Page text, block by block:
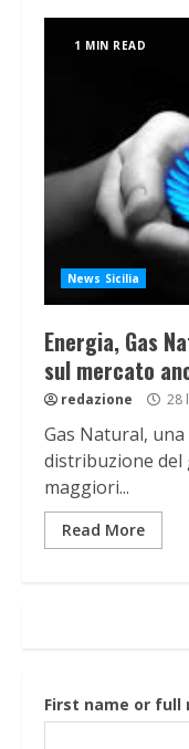
1 MIN READ
News Sicilia
Energia, Gas
sul mercato
redazione 28
Gas Natural,
distribuzione del
maggiori...
Read More
First name or full